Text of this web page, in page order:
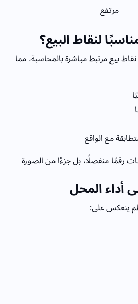
مرتفع
لنقاط البيع؟
بيع مرتبط مباشرة بالمحاسبة، مما
مع الواقع
رقمًا منفصلًا، بل جزءًا من الصورة
أداء المحل
ينعكس على: